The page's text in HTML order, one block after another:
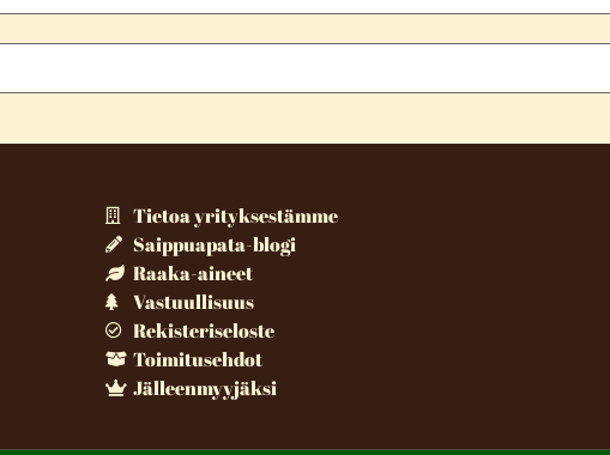
Tietoa yrityksestämme
Saippuapata-blogi
Raaka-aineet
Vastuullisuus
Rekisteriseloste
Toimitusehdot
Jälleenmyyjäksi